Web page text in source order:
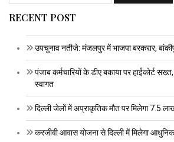
RECENT POST
उपचुनाव नतीजे: मंजलपुर में भाजपा बरकरार,
पंजाब कर्मचारियों के डीए बकाया पर हाईकोर्ट
स्वागत
दिल्ली जेलों में अप्राकृतिक मौत पर मिलेगा 7.5
करजीवी आवास योजना से दिल्ली में मिलेगा